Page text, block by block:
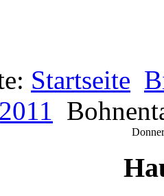
Startseite
2011